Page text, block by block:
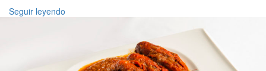
Seguir leyendo